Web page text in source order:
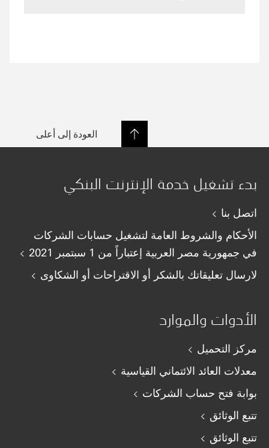
العودة إلى أعلى
بدء تشغيل خدمة الإنترنت البنكي
اتصل بنا
الأحكام والشروط العامة لتشغيل حسابات الشركات
في جمهورية مصر العربية إعتباراً من 1 سبتمبر 2021
لارسال تعليقاتك بالشكر أو الاقتراحات أو الشكاوى
الأدوات والموارد
مركز التحميل
معدلات العائد الائتماني القياسية
بوابة فتح حساب الشركات
تتبع الوثائق
تتبع الوثائق